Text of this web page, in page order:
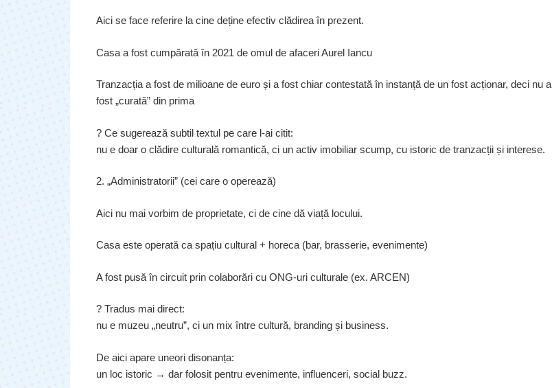
Aici se face referire la cine deține efectiv clădirea în prezent.
Casa a fost cumpărată în 2021 de omul de afaceri Aurel Iancu
Tranzacția a fost de milioane de euro și a fost chiar contestată în instanță de un fost acționar, deci nu a
fost „curată” din prima
? Ce sugerează subtil textul pe care l-ai citit:
nu e doar o clădire culturală romantică, ci un activ imobiliar scump, cu istoric de tranzacții și interese.
2. „Administratorii” (cei care o operează)
Aici nu mai vorbim de proprietate, ci de cine dă viață locului.
Casa este operată ca spațiu cultural + horeca (bar, brasserie, evenimente)
A fost pusă în circuit prin colaborări cu ONG-uri culturale (ex. ARCEN)
? Tradus mai direct:
nu e muzeu „neutru”, ci un mix între cultură, branding și business.
De aici apare uneori disonanța:
un loc istoric → dar folosit pentru evenimente, influenceri, social buzz.